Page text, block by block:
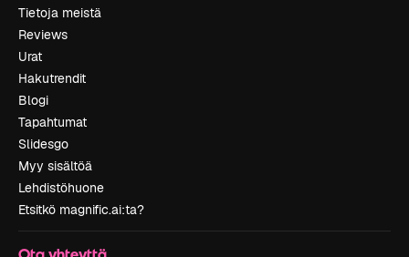
Tietoja meistä
Reviews
Urat
Hakutrendit
Blogi
Tapahtumat
Slidesgo
Myy sisältöä
Lehdistöhuone
Etsitkö magnific.ai:ta?